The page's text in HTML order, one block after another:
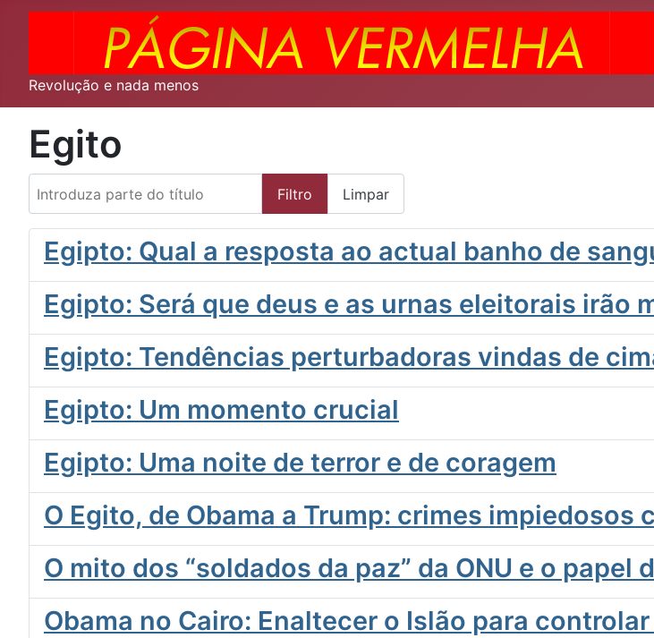
Revolução e nada menos
Egito
Introduza parte do título
Filtro Limpar
Egipto: Qual a resposta ao actual banho de
Egipto: Será que deus e as urnas eleitorais irão
Egipto: Tendências perturbadoras vindas de
Egipto: Um momento crucial
Egipto: Uma noite de terror e de coragem
O Egito, de Obama a Trump: crimes impiedosos
O mito dos “soldados da paz” da ONU e o papel
Obama no Cairo: Enaltecer o Islão para